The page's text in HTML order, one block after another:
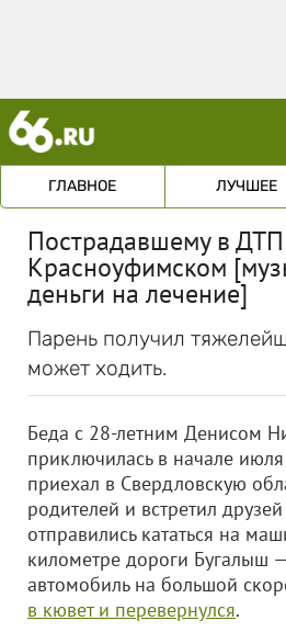
ГЛАВНОЕ ЛУЧШЕЕ
Пострадавшему в
Красноуфимском
деньги на лечение]
Парень получил
может ходить.
Беда с 28-летним Денисом
приключилась в начале
приехал в Свердловскую
родителей и встретил
отправились кататься на
километре дороги Бугалыш
автомобиль на большой
в кювет и перевернулся.